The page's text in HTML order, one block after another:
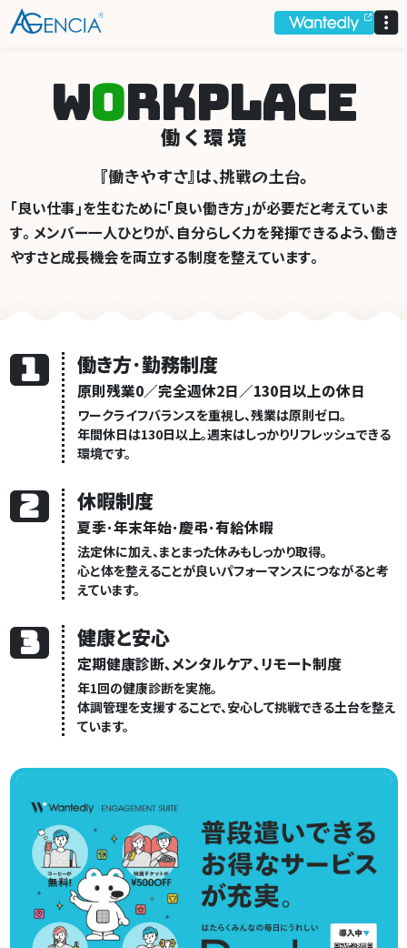
働く環境
WORKPLACE
『働きやすさ』は、挑戦の土台。
｢良い仕事｣を生むために｢良い働き方｣が必要だと考えていま
す｡ メンバー一人ひとりが､自分らしく力を発揮できるよう､働き
やすさと成長機会を両立する制度を整えています｡
1 働き方･勤務制度
原則残業0／完全週休2日／130日以上の休日
ワークライフバランスを重視し、残業は原則ゼロ。
年間休日は130日以上。週末はしっかりリフレッシュできる
環境です。
2 休暇制度
夏季･年末年始･慶弔･有給休暇
法定休に加え、まとまった休みもしっかり取得。
心と体を整えることが良いパフォーマンスにつながると考
えています。
3 健康と安心
定期健康診断､メンタルケア､リモート制度
年1回の健康診断を実施。
体調管理を支援することで、安心して挑戦できる土台を整え
ています。